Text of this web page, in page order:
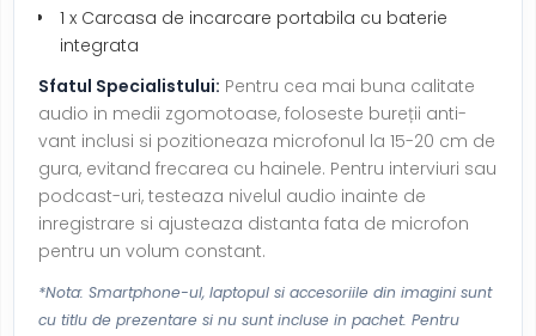
1 x Carcasa de incarcare portabila cu baterie
integrata
Sfatul Specialistului: Pentru cea mai buna calitate
audio in medii zgomotoase, foloseste bureții anti-
vant inclusi si pozitioneaza microfonul la 15-20 cm de
gura, evitand frecarea cu hainele. Pentru interviuri sau
podcast-uri, testeaza nivelul audio inainte de
inregistrare si ajusteaza distanta fata de microfon
pentru un volum constant.
*Nota: Smartphone-ul, laptopul si accesoriile din imagini sunt
cu titlu de prezentare si nu sunt incluse in pachet. Pentru